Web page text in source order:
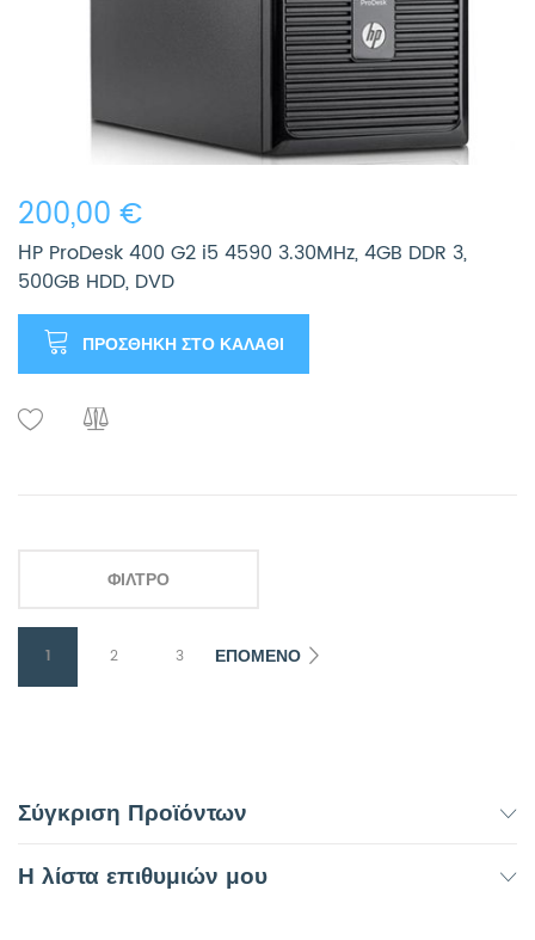
200,00 €
ΗP ProDesk 400 G2 i5 4590 3.30MHz, 4GB DDR 3,
500GB HDD, DVD
ΠΡΟΣΘΉΚΗ ΣΤΟ ΚΑΛΆΘΙ
ΦΊΛΤΡΟ
1 2 3 ΕΠΌΜΕΝΟ
Σύγκριση Προϊόντων
Η λίστα επιθυμιών μου